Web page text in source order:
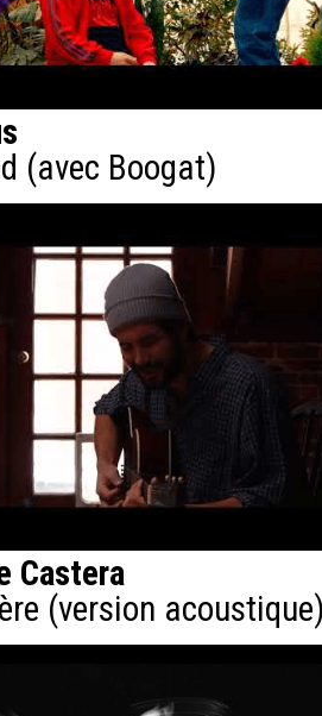
(avec Boogat)
Castera
(version acoustique)